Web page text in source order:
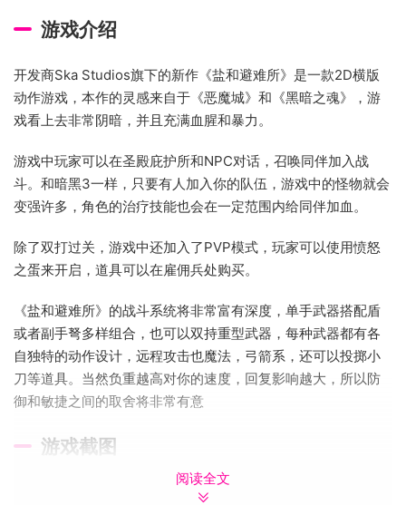
游戏介绍
开发商Ska Studios旗下的新作《盐和避难所》是一款2D横版
动作游戏，本作的灵感来自于《恶魔城》和《黑暗之魂》，游
戏看上去非常阴暗，并且充满血腥和暴力。
游戏中玩家可以在圣殿庇护所和NPC对话，召唤同伴加入战
斗。和暗黑3一样，只要有人加入你的队伍，游戏中的怪物就会
变强许多，角色的治疗技能也会在一定范围内给同伴加血。
除了双打过关，游戏中还加入了PVP模式，玩家可以使用愤怒
之蛋来开启，道具可以在雇佣兵处购买。
《盐和避难所》的战斗系统将非常富有深度，单手武器搭配盾
或者副手弩多样组合，也可以双持重型武器，每种武器都有各
自独特的动作设计，远程攻击也魔法，弓箭系，还可以投掷小
刀等道具。当然负重越高对你的速度，回复影响越大，所以防
御和敏捷之间的取舍将非常有意
游戏截图
阅读全文